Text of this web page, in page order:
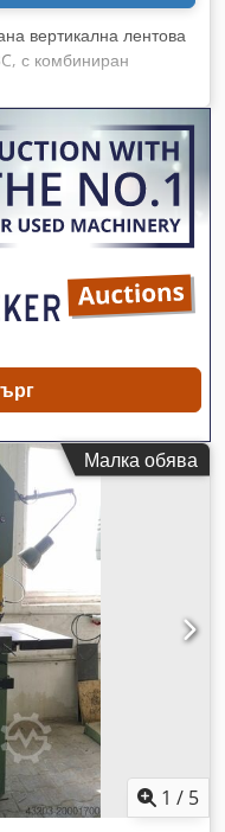
вертикална лентова
с комбиниран
мм. Dcjdpfswkuytox
на лентове от
острие/лента:
3–10 мм. Проход: 200
регулиране.
на масата:
по 10°. Пилища
Включва 5 държача
Срок на доставка:
бъде разгледана
Малка обява
1 / 5